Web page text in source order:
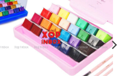
Add to